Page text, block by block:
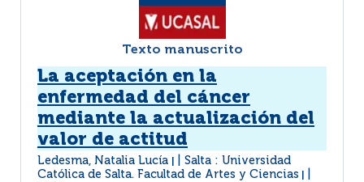
Texto manuscrito
La aceptación en la
enfermedad del cáncer
mediante la actualización del
valor de actitud
Ledesma, Natalia Lucía
Salta : Universidad
Católica de Salta. Facultad de Artes y Ciencias